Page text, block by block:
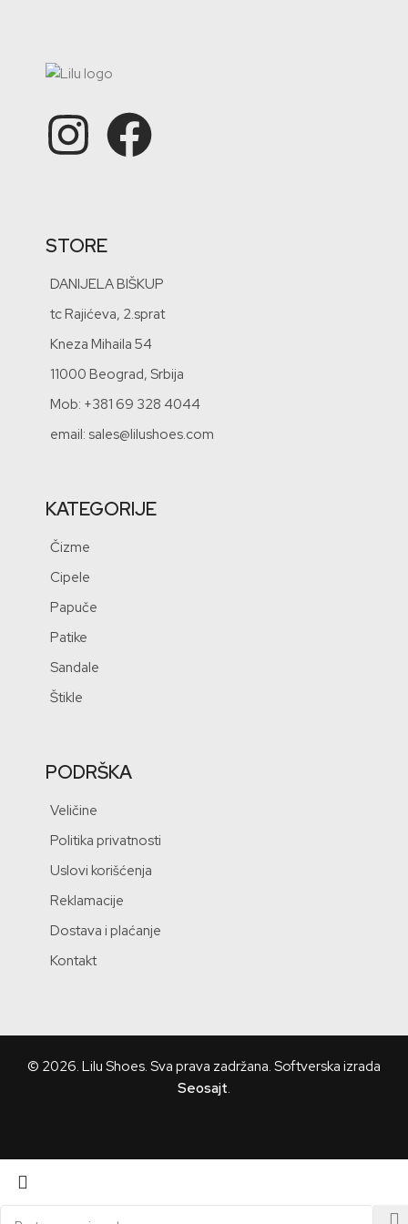
STORE
DANIJELA BIŠKUP
tc Rajićeva, 2.sprat
Kneza Mihaila 54
11000 Beograd, Srbija
Mob: +381 69 328 4044
email: sales@lilushoes.com
KATEGORIJE
Čizme
Cipele
Papuče
Patike
Sandale
Štikle
PODRŠKA
Veličine
Politika privatnosti
Uslovi korišćenja
Reklamacije
Dostava i plaćanje
Kontakt
© 2026. Lilu Shoes. Sva prava zadržana. Softverska izrada
Seosajt.